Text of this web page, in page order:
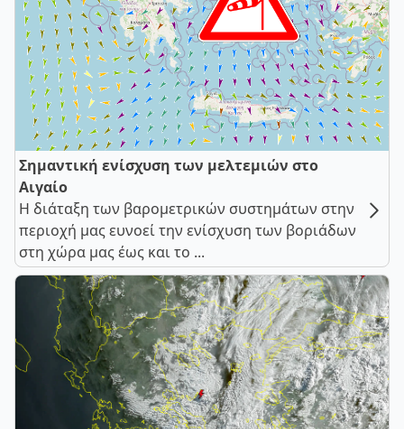
Σημαντική ενίσχυση των μελτεμιών στο
Αιγαίο
Η διάταξη των βαρομετρικών συστημάτων στην
περιοχή μας ευνοεί την ενίσχυση των βοριάδων
στη χώρα μας έως και το ...